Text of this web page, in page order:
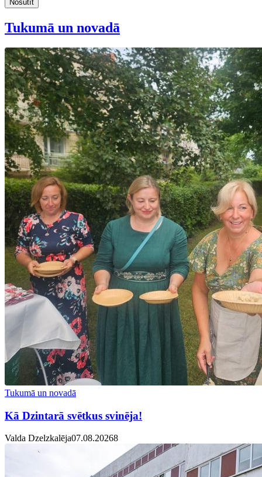
Nosūtīt
Tukumā un novadā
Tukumā un novadā
Kā Dzintarā svētkus svinēja!
Valda Dzelzkalēja07.08.20268